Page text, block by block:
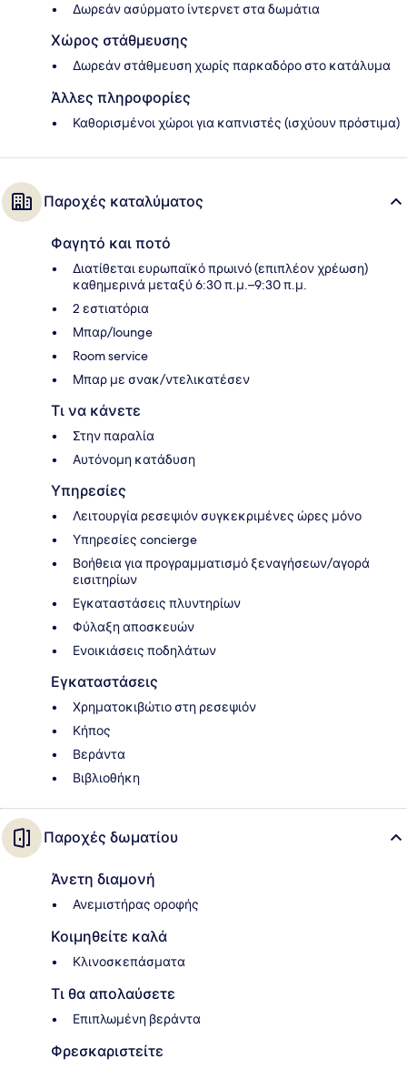
Δωρεάν ασύρματο ίντερνετ στα δωμάτια
Χώρος στάθμευσης
Δωρεάν στάθμευση χωρίς παρκαδόρο στο κατάλυμα
Άλλες πληροφορίες
Καθορισμένοι χώροι για καπνιστές (ισχύουν πρόστιμα)
Παροχές καταλύματος
Φαγητό και ποτό
Διατίθεται ευρωπαϊκό πρωινό (επιπλέον χρέωση)
καθημερινά μεταξύ 6:30 π.μ.–9:30 π.μ.
2 εστιατόρια
Μπαρ/lounge
Room service
Μπαρ με σνακ/ντελικατέσεν
Τι να κάνετε
Στην παραλία
Αυτόνομη κατάδυση
Υπηρεσίες
Λειτουργία ρεσεψιόν συγκεκριμένες ώρες μόνο
Υπηρεσίες concierge
Βοήθεια για προγραμματισμό ξεναγήσεων/αγορά
εισιτηρίων
Εγκαταστάσεις πλυντηρίων
Φύλαξη αποσκευών
Ενοικιάσεις ποδηλάτων
Εγκαταστάσεις
Χρηματοκιβώτιο στη ρεσεψιόν
Κήπος
Βεράντα
Βιβλιοθήκη
Παροχές δωματίου
Άνετη διαμονή
Ανεμιστήρας οροφής
Κοιμηθείτε καλά
Κλινοσκεπάσματα
Τι θα απολαύσετε
Επιπλωμένη βεράντα
Φρεσκαριστείτε